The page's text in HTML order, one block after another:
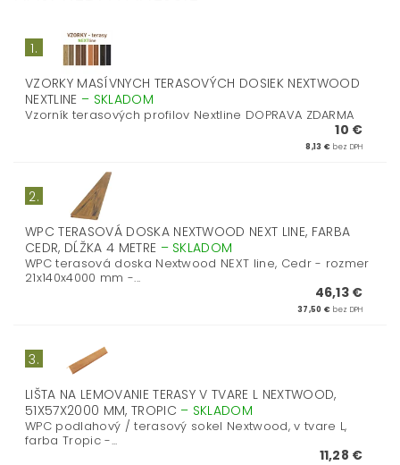
1.
VZORKY MASÍVNYCH TERASOVÝCH DOSIEK NEXTWOOD
NEXTLINE – SKLADOM
Vzorník terasových profilov Nextline DOPRAVA ZDARMA
10 €
8,13 € bez DPH
2.
WPC TERASOVÁ DOSKA NEXTWOOD NEXT LINE, FARBA
CEDR, DĹŽKA 4 METRE – SKLADOM
WPC terasová doska Nextwood NEXT line, Cedr - rozmer
21x140x4000 mm -...
46,13 €
37,50 € bez DPH
3.
LIŠTA NA LEMOVANIE TERASY V TVARE L NEXTWOOD,
51X57X2000 MM, TROPIC – SKLADOM
WPC podlahový / terasový sokel Nextwood, v tvare L,
farba Tropic -...
11,28 €